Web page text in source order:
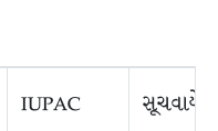
IUPAC